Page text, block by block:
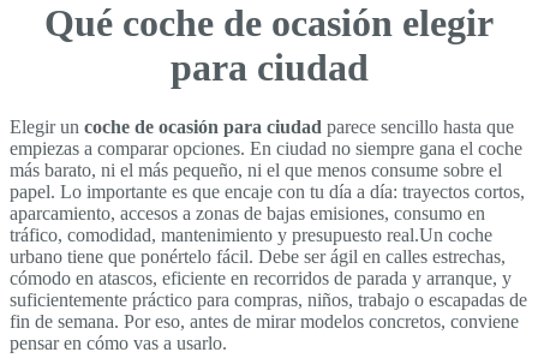
Qué coche de ocasión elegir
para ciudad
Elegir un coche de ocasión para ciudad parece sencillo hasta que
empiezas a comparar opciones. En ciudad no siempre gana el coche
más barato, ni el más pequeño, ni el que menos consume sobre el
papel. Lo importante es que encaje con tu día a día: trayectos cortos,
aparcamiento, accesos a zonas de bajas emisiones, consumo en
tráfico, comodidad, mantenimiento y presupuesto real.Un coche
urbano tiene que ponértelo fácil. Debe ser ágil en calles estrechas,
cómodo en atascos, eficiente en recorridos de parada y arranque, y
suficientemente práctico para compras, niños, trabajo o escapadas de
fin de semana. Por eso, antes de mirar modelos concretos, conviene
pensar en cómo vas a usarlo.